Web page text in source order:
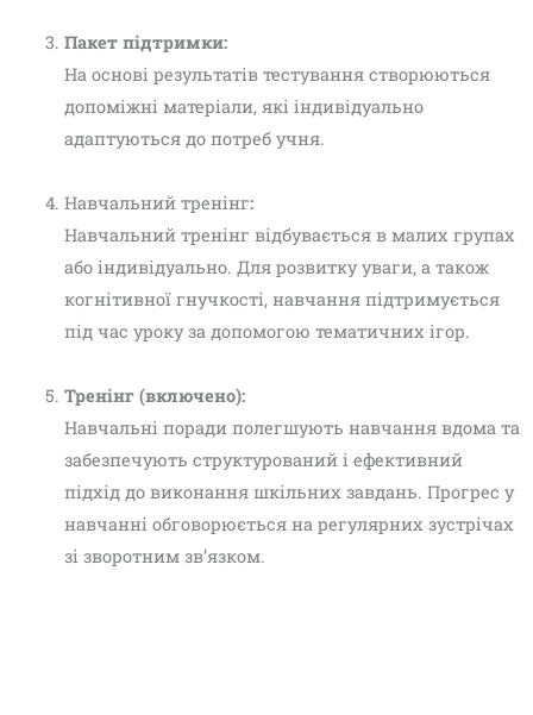
Пакет підтримки:
На основі результатів тестування створюються
допоміжні матеріали, які індивідуально
адаптуються до потреб учня.
Навчальний тренінг:
Навчальний тренінг відбувається в малих групах
або індивідуально. Для розвитку уваги, а також
когнітивної гнучкості, навчання підтримується
під час уроку за допомогою тематичних ігор.
Тренінг (включено):
Навчальні поради полегшують навчання вдома та
забезпечують структурований і ефективний
підхід до виконання шкільних завдань. Прогрес у
навчанні обговорюється на регулярних зустрічах
зі зворотним зв’язком.